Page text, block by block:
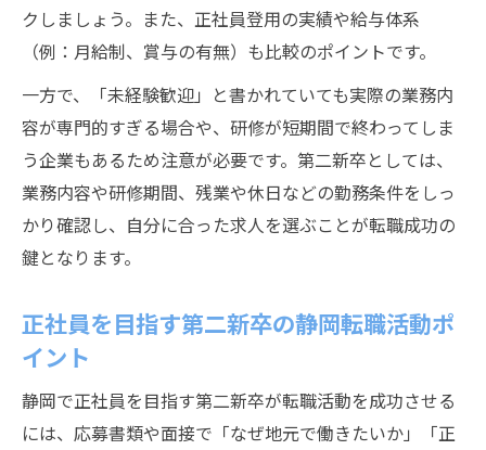
正社員採用で安定を目指す第二新卒の静岡
市転職術
転勤なし正社員求人を探すなら知っておきたい
こと
第二新卒が静岡で転勤なし求人を選ぶ際の
注意点
静岡市の地元密着型企業で働くメリットと
は
る方法
傾向
長く働ける静岡求人の見極め方と第二新卒
クしましょう。また、正社員登用の実績や給与体系
（例：月給制、賞与の有無）も比較のポイントです。
一方で、「未経験歓迎」と書かれていても実際の業務内
容が専門的すぎる場合や、研修が短期間で終わってしま
う企業もあるため注意が必要です。第二新卒としては、
業務内容や研修期間、残業や休日などの勤務条件をしっ
かり確認し、自分に合った求人を選ぶことが転職成功の
鍵となります。
正社員を目指す第二新卒の静岡転職活動ポ
イント
静岡で正社員を目指す第二新卒が転職活動を成功させる
には、応募書類や面接で「なぜ地元で働きたいか」「正